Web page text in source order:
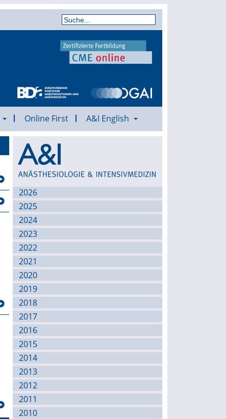
Online First A&I English
Archiv
2026
2025
2024
2023
2022
2021
2020
2019
2018
2017
2016
2015
2014
2013
2012
2011
2010